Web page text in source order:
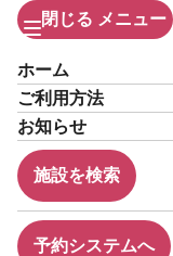
閉じる メニュー
ホーム
ご利用方法
お知らせ
施設を検索
予約システムへ